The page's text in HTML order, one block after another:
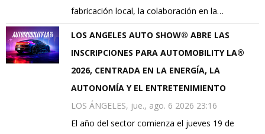
fabricación local, la colaboración en la…
LOS ANGELES AUTO SHOW® ABRE LAS
INSCRIPCIONES PARA AUTOMOBILITY LA®
2026, CENTRADA EN LA ENERGÍA, LA
AUTONOMÍA Y EL ENTRETENIMIENTO
LOS ÁNGELES, jue., ago. 6 2026 23:16
El año del sector comienza el jueves 19 de